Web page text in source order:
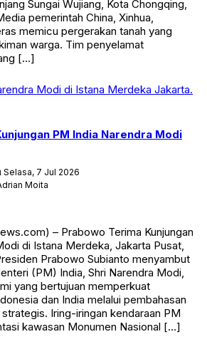
Sungai Wujiang, Kota Chongqing,
pemerintah China, Xinhua,
memicu pergerakan tanah yang
warga. Tim penyelamat
[…]
PM India Narendra Modi
Selasa, 7 Jul 2026
Moita
– Prabowo Terima Kunjungan
di Istana Merdeka, Jakarta Pusat,
Prabowo Subianto menyambut
(PM) India, Shri Narendra Modi,
yang bertujuan memperkuat
dan India melalui pembahasan
Iring-iringan kendaraan PM
kawasan Monumen Nasional […]